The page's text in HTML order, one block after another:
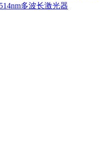
多波长激光器